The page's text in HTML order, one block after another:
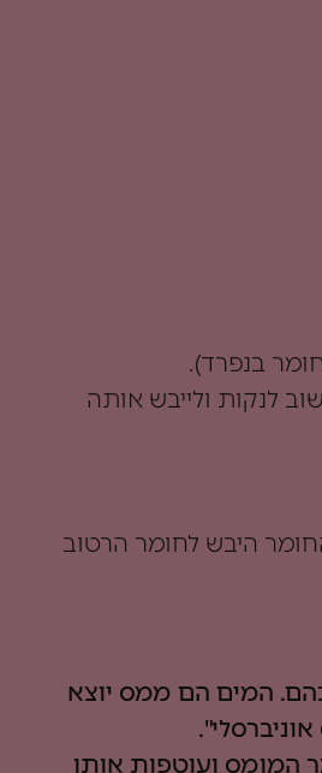
לנקות ולייבש אותה
החומר היבש לחומר הרטוב
המים הם ממס יוצא
המומס ועוטפות אותן